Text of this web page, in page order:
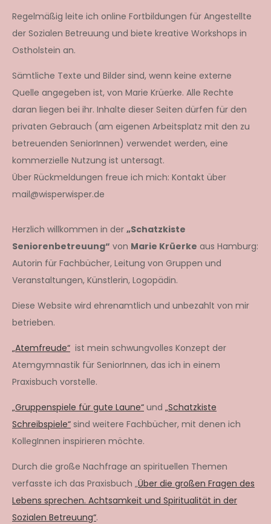
Regelmäßig leite ich online Fortbildungen für Angestellte
der Sozialen Betreuung und biete kreative Workshops in
Ostholstein an.
Sämtliche Texte und Bilder sind, wenn keine externe
Quelle angegeben ist, von Marie Krüerke. Alle Rechte
daran liegen bei ihr. Inhalte dieser Seiten dürfen für den
privaten Gebrauch (am eigenen Arbeitsplatz mit den zu
betreuenden SeniorInnen) verwendet werden, eine
kommerzielle Nutzung ist untersagt.
Über Rückmeldungen freue ich mich: Kontakt über
mail@wisperwisper.de
Herzlich willkommen in der „Schatzkiste
Seniorenbetreuung“ von Marie Krüerke aus Hamburg:
Autorin für Fachbücher, Leitung von Gruppen und
Veranstaltungen, Künstlerin, Logopädin.
Diese Website wird ehrenamtlich und unbezahlt von mir
betrieben.
„Atemfreude“ ist mein schwungvolles Konzept der
Atemgymnastik für SeniorInnen, das ich in einem
Praxisbuch vorstelle.
„Gruppenspiele für gute Laune“ und „Schatzkiste
Schreibspiele“ sind weitere Fachbücher, mit denen ich
KollegInnen inspirieren möchte.
Durch die große Nachfrage an spirituellen Themen
verfasste ich das Praxisbuch „Über die großen Fragen des
Lebens sprechen. Achtsamkeit und Spiritualität in der
Sozialen Betreuung“.